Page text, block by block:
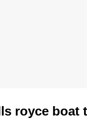
royce boat